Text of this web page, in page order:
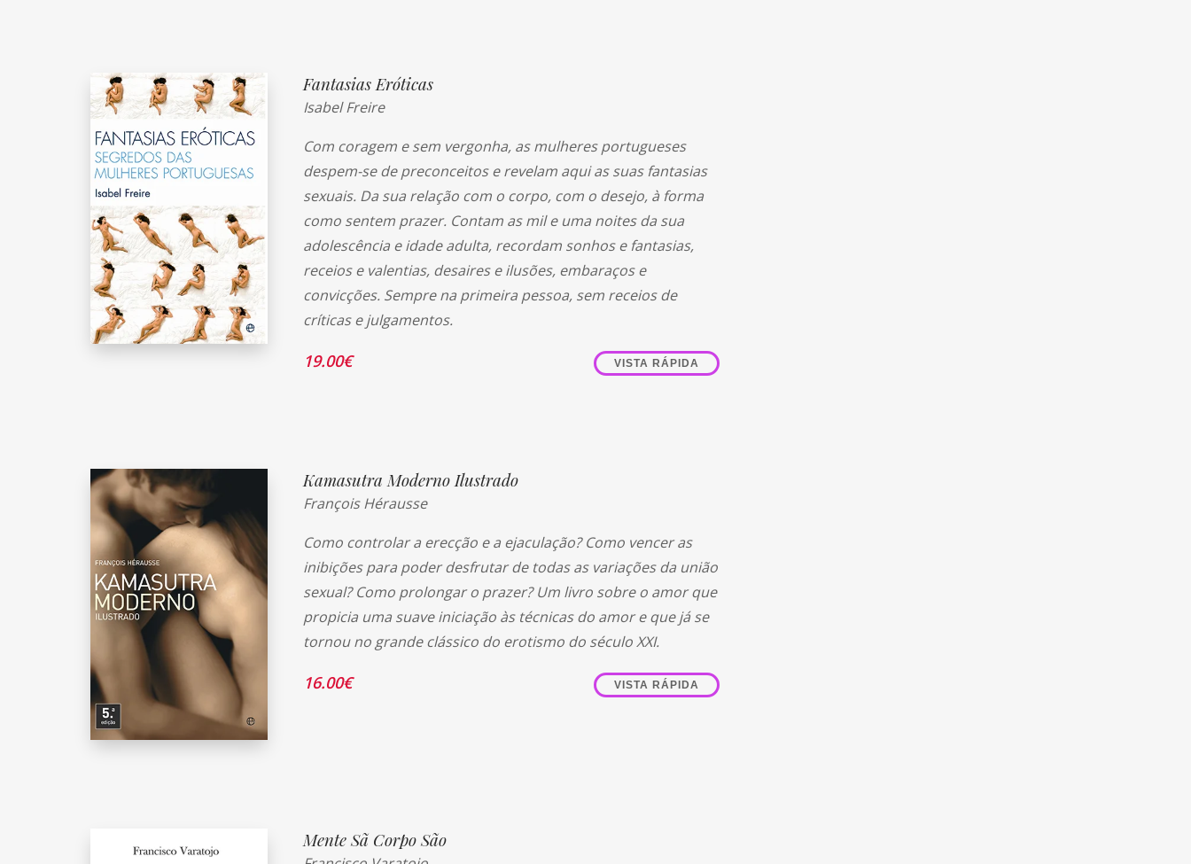
Fantasias Eróticas
Isabel Freire
Com coragem e sem vergonha, as mulheres portugueses
despem-se de preconceitos e revelam aqui as suas fantasias
sexuais. Da sua relação com o corpo, com o desejo, à forma
como sentem prazer. Contam as mil e uma noites da sua
adolescência e idade adulta, recordam sonhos e fantasias,
receios e valentias, desaires e ilusões, embaraços e
convicções. Sempre na primeira pessoa, sem receios de
críticas e julgamentos.
19.00€ VISTA RÁPIDA
Kamasutra Moderno Ilustrado
François Hérausse
Como controlar a erecção e a ejaculação? Como vencer as
inibições para poder desfrutar de todas as variações da união
sexual? Como prolongar o prazer? Um livro sobre o amor que
propicia uma suave iniciação às técnicas do amor e que já se
tornou no grande clássico do erotismo do século XXI.
16.00€ VISTA RÁPIDA
Mente Sã Corpo São